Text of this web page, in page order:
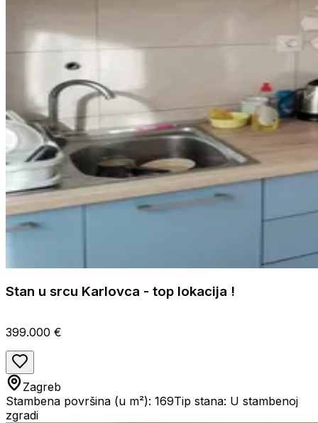
Stan u srcu Karlovca - top lokacija !
399.000 €
Zagreb
Stambena površina (u m²): 169Tip stana: U stambenoj
zgradi